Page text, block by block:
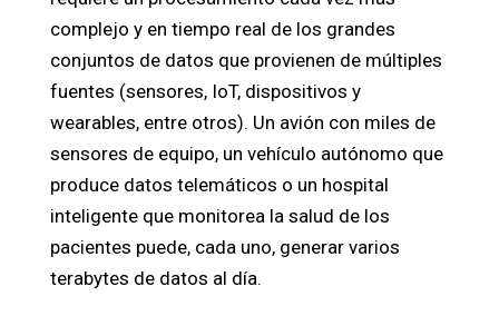
complejo y en tiempo real de los grandes
conjuntos de datos que provienen de múltiples
fuentes (sensores, IoT, dispositivos y
wearables, entre otros). Un avión con miles de
sensores de equipo, un vehículo autónomo que
produce datos telemáticos o un hospital
inteligente que monitorea la salud de los
pacientes puede, cada uno, generar varios
terabytes de datos al día.